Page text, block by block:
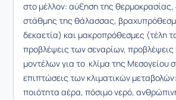
στο μέλλον: αύξηση της
στάθμης της θάλασσας,
δεκαετία) και μακροπρόθεσμες (τέλη
προβλέψεις των σεναρίων, προβλέψεις
μοντέλων για το κλίμα της Μεσογείου
επιπτώσεις των κλιματικών
ποιότητα αέρα, πόσιμο νερό,